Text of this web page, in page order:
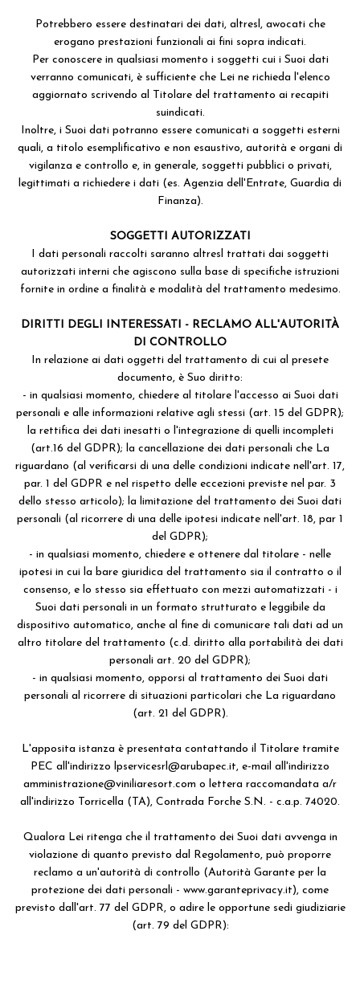
Potrebbero essere destinatari dei dati, altresl, awocati che
erogano prestazioni funzionali ai fini sopra indicati.
Per conoscere in qualsiasi momento i soggetti cui i Suoi dati
verranno comunicati, è sufficiente che Lei ne richieda l'elenco
aggiornato scrivendo al Titolare del trattamento ai recapiti
suindicati.
Inoltre, i Suoi dati potranno essere comunicati a soggetti esterni
quali, a titolo esemplificativo e non esaustivo, autorità e organi di
vigilanza e controllo e, in generale, soggetti pubblici o privati,
legittimati a richiedere i dati (es. Agenzia dell'Entrate, Guardia di
Finanza).
SOGGETTI AUTORIZZATI
I dati personali raccolti saranno altresl trattati dai soggetti
autorizzati interni che agiscono sulla base di specifiche istruzioni
fornite in ordine a finalità e modalità del trattamento medesimo.
DIRITTI DEGLI INTERESSATI - RECLAMO ALL'AUTORITÀ
DI CONTROLLO
In relazione ai dati oggetti del trattamento di cui al presete
documento, è Suo diritto:
- in qualsiasi momento, chiedere al titolare l'accesso ai Suoi dati
personali e alle informazioni relative agli stessi (art. 15 del GDPR);
la rettifica dei dati inesatti o l'integrazione di quelli incompleti
(art.16 del GDPR); la cancellazione dei dati personali che La
riguardano (al verificarsi di una delle condizioni indicate nell'art. 17,
par. 1 del GDPR e nel rispetto delle eccezioni previste nel par. 3
dello stesso articolo); la limitazione del trattamento dei Suoi dati
personali (al ricorrere di una delle ipotesi indicate nell'art. 18, par 1
del GDPR);
- in qualsiasi momento, chiedere e ottenere dal titolare - nelle
ipotesi in cui la bare giuridica del trattamento sia il contratto o il
consenso, e lo stesso sia effettuato con mezzi automatizzati - i
Suoi dati personali in un formato strutturato e leggibile da
dispositivo automatico, anche al fine di comunicare tali dati ad un
altro titolare del trattamento (c.d. diritto alla portabilità dei dati
personali art. 20 del GDPR);
- in qualsiasi momento, opporsi al trattamento dei Suoi dati
personali al ricorrere di situazioni particolari che La riguardano
(art. 21 del GDPR).
L'apposita istanza è presentata contattando il Titolare tramite
PEC all'indirizzo lpservicesrl@arubapec.it, e-mail all'indirizzo
amministrazione@viniliaresort.com o lettera raccomandata a/r
all'indirizzo Torricella (TA), Contrada Forche S.N. - c.a.p. 74020.
Qualora Lei ritenga che il trattamento dei Suoi dati avvenga in
violazione di quanto previsto dal Regolamento, può proporre
reclamo a un'autorità di controllo (Autorità Garante per la
protezione dei dati personali - www.garanteprivacy.it), come
previsto dall'art. 77 del GDPR, o adire le opportune sedi giudiziarie
(art. 79 del GDPR):